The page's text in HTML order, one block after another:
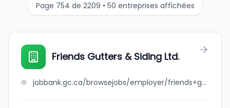
Page 754 de 2209 • 50 entreprises affichées
Friends Gutters & Siding Ltd.
jobbank.gc.ca/browsejobs/employer/friends+gutters+%26+siding+ltd./ca